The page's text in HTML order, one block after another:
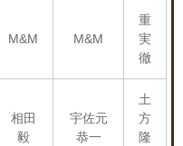
M&M M&M
重
実
徹
相田
毅
宇佐元
恭一
土
方
隆